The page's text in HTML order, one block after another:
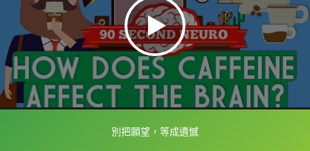
別把願望，等成遺憾
框選或點兩下字幕可以直接查字典喔！